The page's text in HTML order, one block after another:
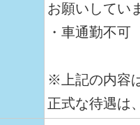
お願いしてい
・車通勤不可
※上記の内容
正式な待遇は